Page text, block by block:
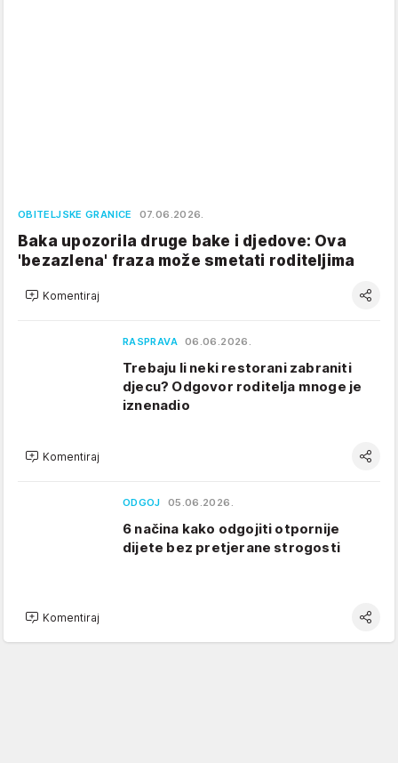
OBITELJSKE GRANICE 07.06.2026.
Baka upozorila druge bake i djedove: Ova
'bezazlena' fraza može smetati roditeljima
Komentiraj
RASPRAVA 06.06.2026.
Trebaju li neki restorani zabraniti
djecu? Odgovor roditelja mnoge je
iznenadio
Komentiraj
ODGOJ 05.06.2026.
6 načina kako odgojiti otpornije
dijete bez pretjerane strogosti
Komentiraj